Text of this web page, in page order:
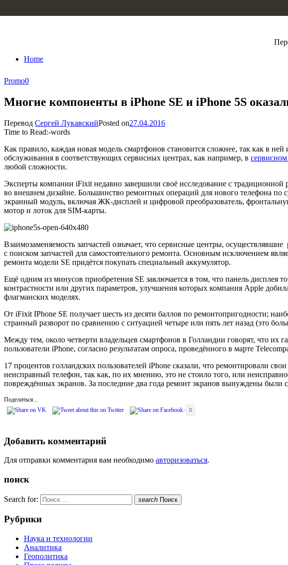
Home
Promo0
Многие компоненты в iPhone SE и iPhone 5S
Перевод Сергей ЛукавскийPosted on27.04.2016
Time to Read:-words
Как правило, каждая новая модель смартфонов становится сложнее, так как в
обслуживания в соответствующих сервисных центрах, как например, в
любой сложности.
Эксперты компании iFixit недавно завершили своё исследование с традиционной
во внешнем дизайне. Большинство ремонтных операций для нового телефона по
экранный модуль, включая ЖК-дисплей и цифровой преобразователь,
мотор и лоток для SIM-карты.
Взаимозаменяемость запчастей означает, что сервисные центры,
с поиском запчастей для самостоятельного ремонта. Основным исключением
ремонта модели SE придётся покупать специальный аккумулятор.
Ещё одним из минусов приобретения SE заключается в том, что панель дисплея
контрастности или других параметров, улучшения которых компания Apple
флагманских моделях.
От iFixit IPhone SE получает шесть из десяти баллов по ремонтопригодности;
странный разворот по сравнению с ситуацией четыре или пять лет назад (это
Между тем, около четверти владельцев смартфонов в Голландии говорят, что их
пользователи iPhone, согласно результатам опроса, проведённого в марте
17 процентов голландских пользователей iPhone сказали, что ремонтировали
неисправный телефон, так как, по их мнению, это не стоило того, или
повреждённых экранов. За последние два года ремонт экранов вынуждены были
Поделиться...
0
Добавить комментарий
Для отправки комментария вам необходимо авторизоваться.
поиск
Search for: search Поиск
Рубрики
Наука и технологии
Аналитика
Геополитика